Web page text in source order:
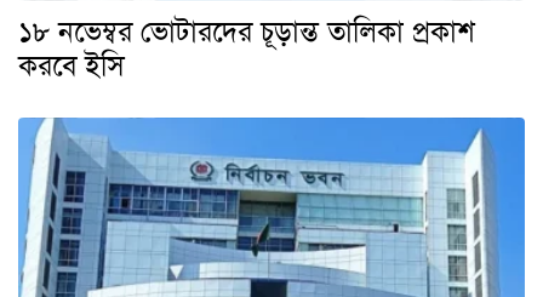
১৮ নভেম্বর ভোটারদের চূড়ান্ত তালিকা প্রকাশ
করবে ইসি